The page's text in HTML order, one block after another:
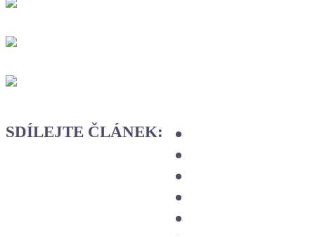
SDÍLEJTE ČLÁNEK: